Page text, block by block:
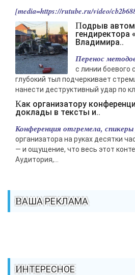
[media=https://rutube.ru/video/
Подрыв автомобиля
гендиректора
Владимира..
Перенос
с линии боевого
глубокий тыл подчеркивает
нанести деструктивный удар по
Как организатору конференции превратить
доклады в тексты и..
Конференция отгремела, спикеры
организатора на руках десятки
— и ощущение, что весь этот
Аудитория,...
ВАША РЕКЛАМА
ИНТЕРЕСНОЕ